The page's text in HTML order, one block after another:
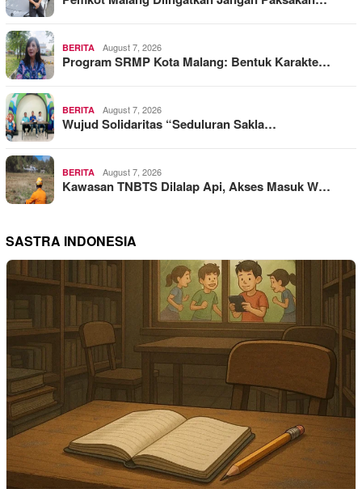
BERITA August 7, 2026
Program SRMP Kota Malang: Bentuk Karakte…
BERITA August 7, 2026
Wujud Solidaritas “Seduluran Sakla…
BERITA August 7, 2026
Kawasan TNBTS Dilalap Api, Akses Masuk W…
SASTRA INDONESIA